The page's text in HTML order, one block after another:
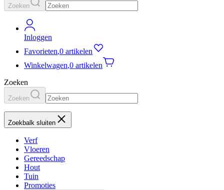
Zoeken
Inloggen
Favorieten,0 artikelen
Winkelwagen,0 artikelen
Zoeken
Zoeken
Zoekbalk sluiten
Verf
Vloeren
Gereedschap
Hout
Tuin
Promoties